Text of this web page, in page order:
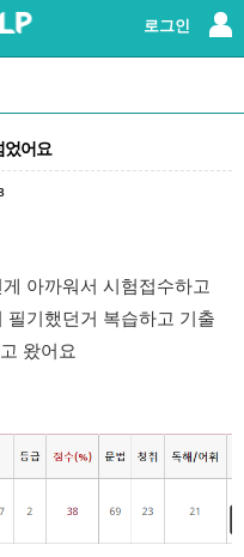
로그인
었어요
아까워서 시험접수하고
필기했던거 복습하고 기출
왔어요